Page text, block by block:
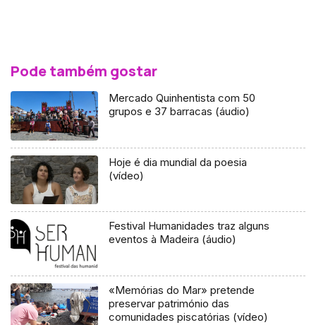
Pode também gostar
Mercado Quinhentista com 50
grupos e 37 barracas (áudio)
Hoje é dia mundial da poesia
(vídeo)
Festival Humanidades traz alguns
eventos à Madeira (áudio)
«Memórias do Mar» pretende
preservar património das
comunidades piscatórias (vídeo)